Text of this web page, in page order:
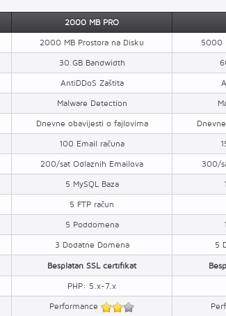
2000 MB PRO
2000 MB Prostora na Disku
5000
30 GB Bandwidth
AntiDDoS Zaštita
Malware Detection
Dnevne obavijesti o fajlovima
100 Email računa
200/sat Odlaznih Emailova
300/
5 MySQL Baza
5 FTP račun
5 Poddomena
3 Dodatne Domena
5
Besplatan SSL certifikat
PHP: 5.x-7.x
Performance